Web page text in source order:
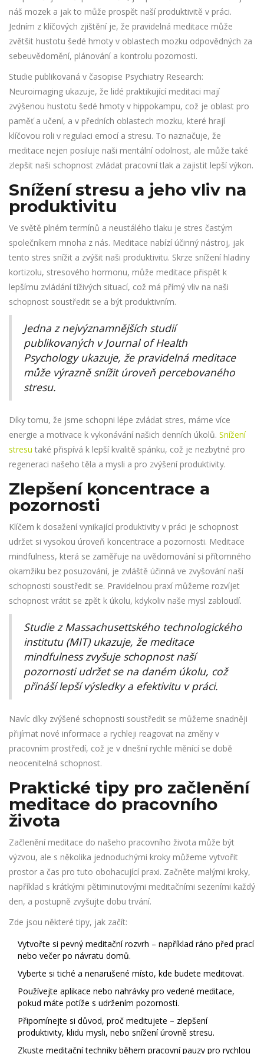
náš mozek a jak to může prospět naší produktivitě v práci.
Jedním z klíčových zjištění je, že pravidelná meditace může
zvětšit hustotu šedé hmoty v oblastech mozku odpovědných za
sebeuvědomění, plánování a kontrolu pozornosti.
Studie publikovaná v časopise Psychiatry Research:
Neuroimaging ukazuje, že lidé praktikující meditaci mají
zvýšenou hustotu šedé hmoty v hippokampu, což je oblast pro
paměť a učení, a v předních oblastech mozku, které hrají
klíčovou roli v regulaci emocí a stresu. To naznačuje, že
meditace nejen posiluje naši mentální odolnost, ale může také
zlepšit naši schopnost zvládat pracovní tlak a zajistit lepší výkon.
Snížení stresu a jeho vliv na
produktivitu
Ve světě plném termínů a neustálého tlaku je stres častým
společníkem mnoha z nás. Meditace nabízí účinný nástroj, jak
tento stres snížit a zvýšit naši produktivitu. Skrze snížení hladiny
kortizolu, stresového hormonu, může meditace přispět k
lepšímu zvládání tíživých situací, což má přímý vliv na naši
schopnost soustředit se a být produktivním.
Jedna z nejvýznamnějších studií
publikovaných v Journal of Health
Psychology ukazuje, že pravidelná meditace
může výrazně snížit úroveň percebovaného
stresu.
Díky tomu, že jsme schopni lépe zvládat stres, máme více
energie a motivace k vykonávání našich denních úkolů. Snížení
stresu také přispívá k lepší kvalitě spánku, což je nezbytné pro
regeneraci našeho těla a mysli a pro zvýšení produktivity.
Zlepšení koncentrace a
pozornosti
Klíčem k dosažení vynikající produktivity v práci je schopnost
udržet si vysokou úroveň koncentrace a pozornosti. Meditace
mindfulness, která se zaměřuje na uvědomování si přítomného
okamžiku bez posuzování, je zvláště účinná ve zvyšování naší
schopnosti soustředit se. Pravidelnou praxí můžeme rozvíjet
schopnost vrátit se zpět k úkolu, kdykoliv naše mysl zabloudí.
Studie z Massachusettského technologického
institutu (MIT) ukazuje, že meditace
mindfulness zvyšuje schopnost naší
pozornosti udržet se na daném úkolu, což
přináší lepší výsledky a efektivitu v práci.
Navíc díky zvýšené schopnosti soustředit se můžeme snadněji
přijímat nové informace a rychleji reagovat na změny v
pracovním prostředí, což je v dnešní rychle měnící se době
neocenitelná schopnost.
Praktické tipy pro začlenění
meditace do pracovního
života
Začlenění meditace do našeho pracovního života může být
výzvou, ale s několika jednoduchými kroky můžeme vytvořit
prostor a čas pro tuto obohacující praxi. Začněte malými kroky,
například s krátkými pětiminutovými meditačními sezeními každý
den, a postupně zvyšujte dobu trvání.
Zde jsou některé tipy, jak začít:
Vytvořte si pevný meditační rozvrh – například ráno před prací
nebo večer po návratu domů.
Vyberte si tiché a nenarušené místo, kde budete meditovat.
Používejte aplikace nebo nahrávky pro vedené meditace,
pokud máte potíže s udržením pozornosti.
Připomínejte si důvod, proč meditujete – zlepšení
produktivity, klidu mysli, nebo snížení úrovně stresu.
Zkuste meditační techniky během pracovní pauzy pro rychlou